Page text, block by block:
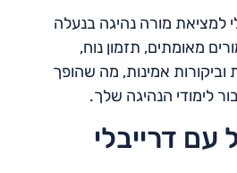
למציאת מורה נהיגה בנעלה
מאומתים, תזמון נוח,
וביקורות אמינות, מה שהופך
לימודי הנהיגה שלך.
עם דרייבלי